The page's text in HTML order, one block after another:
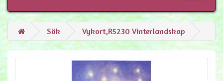
Sök Vykort,R5230 Vinterlandskap